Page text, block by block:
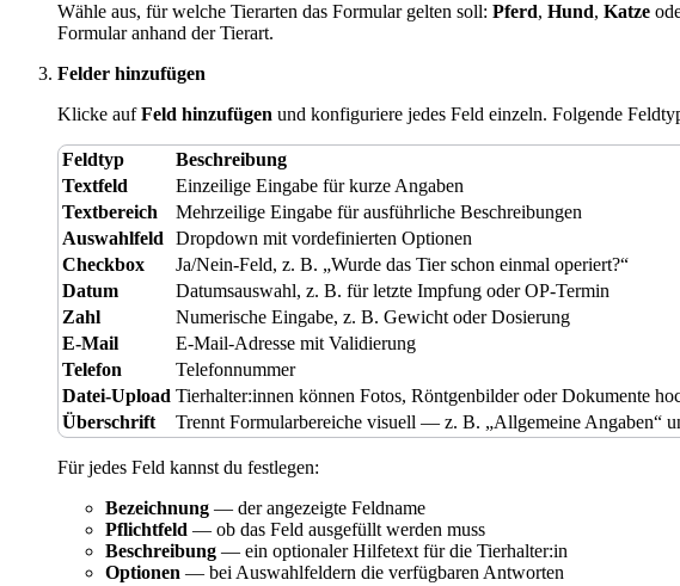
Wähle aus, für welche Tierarten das Formular gelten soll: Pferd, Hund, Katze
Formular anhand der Tierart.
Felder hinzufügen
Klicke aufFeld hinzufügen und konfiguriere jedes Feld einzeln. Folgende
Feldtyp
Beschreibung
Textfeld
Einzeilige Eingabe für kurze Angaben
Textbereich
Mehrzeilige Eingabe für ausführliche Beschreibungen
Auswahlfeld
Dropdown mit vordefinierten Optionen
Checkbox
Ja/Nein-Feld, z. B. „Wurde das Tier schon einmal operiert?“
Datum
Datumsauswahl, z. B. für letzte Impfung oder OP-Termin
Zahl
Numerische Eingabe, z. B. Gewicht oder Dosierung
E-Mail
E-Mail-Adresse mit Validierung
Telefon
Telefonnummer
Datei-Upload Tierhalter:innen können Fotos, Röntgenbilder oder Dokumente
Überschrift
Trennt Formularbereiche visuell — z. B. „Allgemeine Angaben“
Für jedes Feld kannst du festlegen:
Bezeichnung — der angezeigte Feldname
Pflichtfeld — ob das Feld ausgefüllt werden muss
Beschreibung — ein optionaler Hilfetext für die Tierhalter:in
Optionen — bei Auswahlfeldern die verfügbaren Antworten